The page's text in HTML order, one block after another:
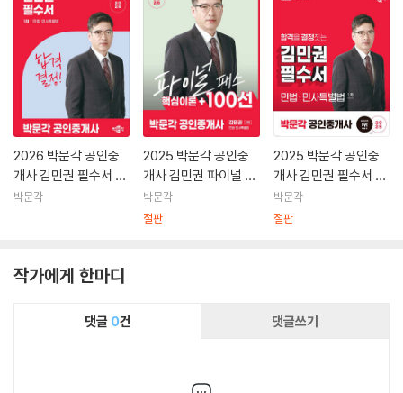
2026 박문각 공인중
개사 김민권 필수서 1
차 민법·민사특별법
박문각
2025 박문각 공인중
개사 김민권 파이널 패
스 100선 1차 민법·민
사특별법
박문각
절판
2025 박문각 공인중
개사 김민권 필수서 1
차 민법·민사특별법
박문각
절판
작가에게 한마디
댓글 0건 댓글쓰기